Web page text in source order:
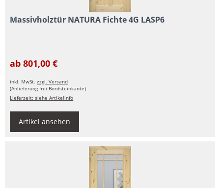
Massivholztür NATURA Fichte 4G LASP6
ab 801,00 €
inkl. MwSt.zzgl. Versand
(Anlieferung frei Bordsteinkante)
Lieferzeit: siehe Artikelinfo
Artikel ansehen